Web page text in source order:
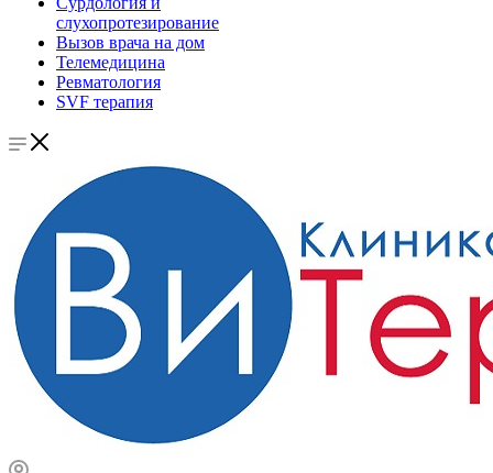
слухопротезирование
Вызов врача на дом
Телемедицина
Ревматология
SVF терапия